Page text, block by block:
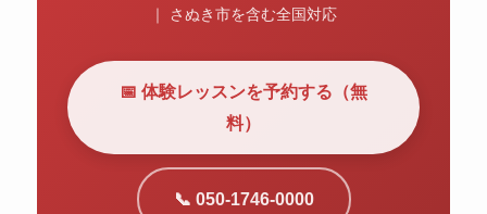
｜ さぬき市を含む全国対応
📅 体験レッスンを予約する（無
料）
📞 050-1746-0000